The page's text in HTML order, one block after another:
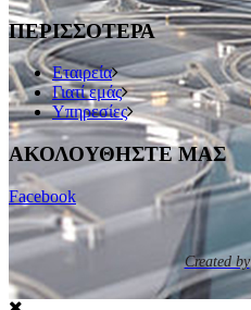
ΠΕΡΙΣΣΟΤΕΡΑ
Εταιρεία
Γιατί εμάς
Υπηρεσίες
ΑΚΟΛΟΥΘΗΣΤΕ ΜΑΣ
Facebook
Created by